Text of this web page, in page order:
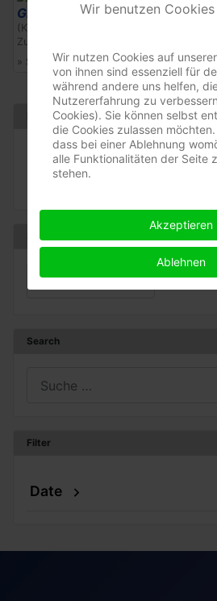
Psocodea
Psocomorpha
Caeciliusetae
Sprache
Sprache auswählen
Deutsch (DE)
Search
Filter
Date
Graphopsocus cruciatus
(Kreuztragende Rindenlaus)
Zugriffe: 5501 / 4.03
» Stenopsocidae
Wir benutzen Cookies
Wir nutzen Cookies auf
von ihnen sind essenziell für
während andere uns helfen,
Nutzererfahrung zu
Cookies). Sie können selbst
die Cookies zulassen
dass bei einer Ablehnung
alle Funktionalitäten der Seite
stehen.
Akzeptieren
Ablehnen